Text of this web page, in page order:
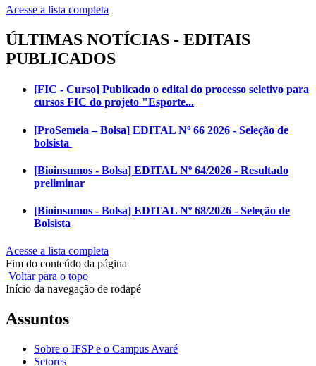
Acesse a lista completa
ÚLTIMAS NOTÍCIAS - EDITAIS
PUBLICADOS
[FIC - Curso] Publicado o edital do processo seletivo para
cursos FIC do projeto "Esporte...
[ProSemeia – Bolsa] EDITAL Nº 66 2026 - Seleção de
bolsista
[Bioinsumos - Bolsa] EDITAL Nº 64/2026 - Resultado
preliminar
[Bioinsumos - Bolsa] EDITAL Nº 68/2026 - Seleção de
Bolsista
Acesse a lista completa
Fim do conteúdo da página
Voltar para o topo
Início da navegação de rodapé
Assuntos
Sobre o IFSP e o Campus Avaré
Setores